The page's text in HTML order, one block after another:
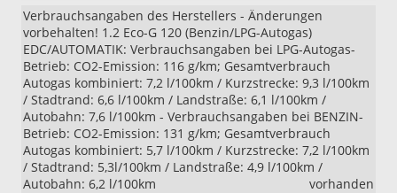
Verbrauchsangaben des Herstellers - Änderungen
vorbehalten! 1.2 Eco-G 120 (Benzin/LPG-Autogas)
EDC/AUTOMATIK: Verbrauchsangaben bei LPG-Autogas-
Betrieb: CO2-Emission: 116 g/km; Gesamtverbrauch
Autogas kombiniert: 7,2 l/100km / Kurzstrecke: 9,3 l/100km
/ Stadtrand: 6,6 l/100km / Landstraße: 6,1 l/100km /
Autobahn: 7,6 l/100km - Verbrauchsangaben bei BENZIN-
Betrieb: CO2-Emission: 131 g/km; Gesamtverbrauch
Autogas kombiniert: 5,7 l/100km / Kurzstrecke: 7,2 l/100km
/ Stadtrand: 5,3l/100km / Landstraße: 4,9 l/100km /
Autobahn: 6,2 l/100km
vorhanden